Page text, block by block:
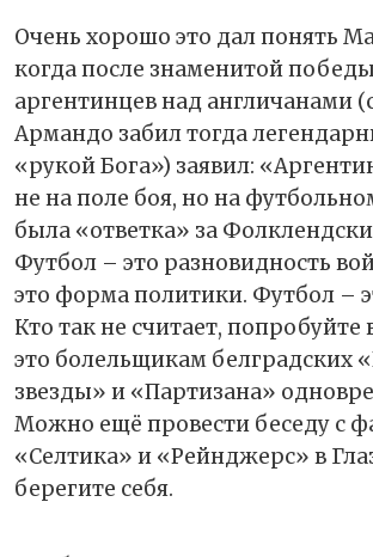
Очень хорошо это дал понять
когда после знаменитой победы
аргентинцев над англичанами
Армандо забил тогда
«рукой Бога») заявил:
не на поле боя, но на
была «ответка» за
Футбол – это разновидность
это форма политики. Футбол –
Кто так не считает, попробуйте
это болельщикам белградских
звезды» и «Партизана»
Можно ещё провести беседу с
«Селтика» и «Рейнджерс» в
берегите себя.